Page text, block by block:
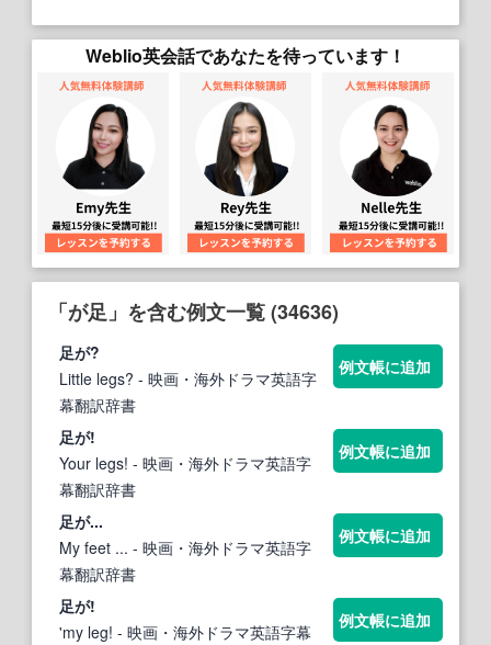
Weblio英会話であなたを待っています！
「が足」を含む例文一覧 (34636)
足が?
Little legs? - 映画・海外ドラマ英語字
幕翻訳辞書
例文帳に追加
足が!
Your legs! - 映画・海外ドラマ英語字
幕翻訳辞書
例文帳に追加
足が...
My feet ... - 映画・海外ドラマ英語字
幕翻訳辞書
例文帳に追加
足が!
'my leg! - 映画・海外ドラマ英語字幕
例文帳に追加